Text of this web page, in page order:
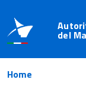
del
Home